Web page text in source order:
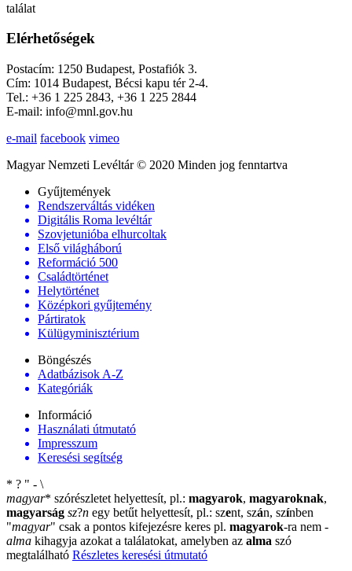
találat
Elérhetőségek
Postacím: 1250 Budapest, Postafiók 3.
Cím: 1014 Budapest, Bécsi kapu tér 2-4.
Tel.: +36 1 225 2843, +36 1 225 2844
E-mail: info@mnl.gov.hu
e-mail facebook vimeo
Magyar Nemzeti Levéltár © 2020 Minden jog fenntartva
Gyűjtemények
Rendszerváltás vidéken
Digitális Roma levéltár
Szovjetunióba elhurcoltak
Első világháború
Reformáció 500
Családtörténet
Helytörténet
Középkori gyűjtemény
Pártiratok
Külügyminisztérium
Böngészés
Adatbázisok A-Z
Kategóriák
Információ
Használati útmutató
Impresszum
Keresési segítség
* ? " - \
magyar* szórészletet helyettesít, pl.: magyarok, magyaroknak,
magyarság sz?n egy betűt helyettesít, pl.: szent, szán, színben
"magyar" csak a pontos kifejezésre keres pl. magyarok-ra nem -
alma kihagyja azokat a találatokat, amelyben az alma szó
megtalálható Részletes keresési útmutató